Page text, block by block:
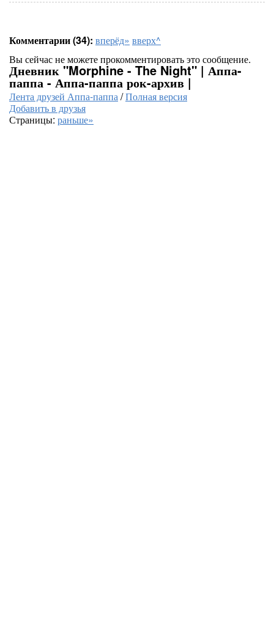
Комментарии (34): вперёд» вверх^
Вы сейчас не можете прокомментировать это сообщение.
Дневник "Morphine - The Night" | Аппа-
паппа - Аппа-паппа рок-архив |
Лента друзей Аппа-паппа/Полная версия
Добавить в друзья
Страницы: раньше»